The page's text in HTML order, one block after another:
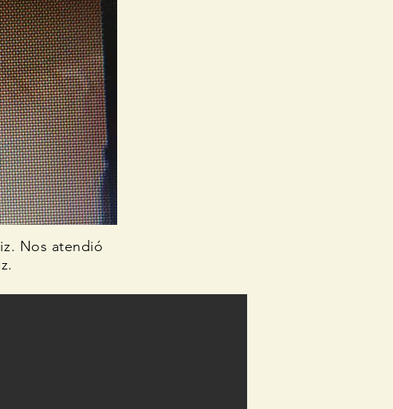
Nos atendió